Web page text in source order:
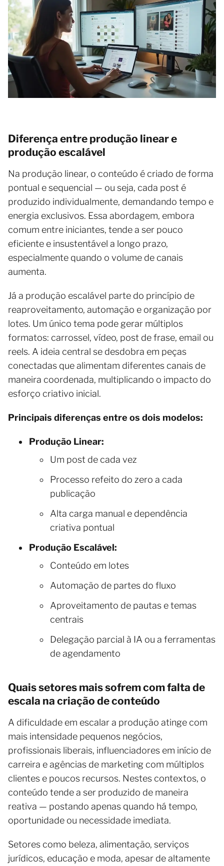
Diferença entre produção linear e
produção escalável
Na produção linear, o conteúdo é criado de forma
pontual e sequencial — ou seja, cada post é
produzido individualmente, demandando tempo e
energia exclusivos. Essa abordagem, embora
comum entre iniciantes, tende a ser pouco
eficiente e insustentável a longo prazo,
especialmente quando o volume de canais
aumenta.
Já a produção escalável parte do princípio de
reaproveitamento, automação e organização por
lotes. Um único tema pode gerar múltiplos
formatos: carrossel, vídeo, post de frase, email ou
reels. A ideia central se desdobra em peças
conectadas que alimentam diferentes canais de
maneira coordenada, multiplicando o impacto do
esforço criativo inicial.
Principais diferenças entre os dois modelos:
Produção Linear:
Um post de cada vez
Processo refeito do zero a cada
publicação
Alta carga manual e dependência
criativa pontual
Produção Escalável:
Conteúdo em lotes
Automação de partes do fluxo
Aproveitamento de pautas e temas
centrais
Delegação parcial à IA ou a ferramentas
de agendamento
Quais setores mais sofrem com falta de
escala na criação de conteúdo
A dificuldade em escalar a produção atinge com
mais intensidade pequenos negócios,
profissionais liberais, influenciadores em início de
carreira e agências de marketing com múltiplos
clientes e poucos recursos. Nestes contextos, o
conteúdo tende a ser produzido de maneira
reativa — postando apenas quando há tempo,
oportunidade ou necessidade imediata.
Setores como beleza, alimentação, serviços
jurídicos, educação e moda, apesar de altamente